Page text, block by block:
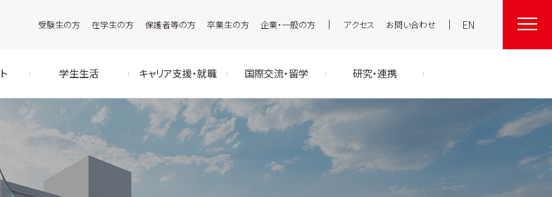
受験生の方 在学生の方 保護者等の方 卒業生の方 企業・一般の方 アクセス お問い合わせ EN
学生生活 キャリア支援・就職 国際交流・留学 研究・連携